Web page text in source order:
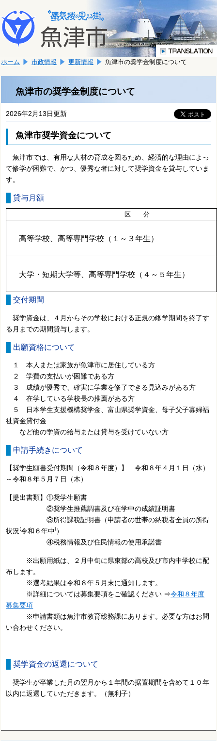
文
へ
移
ま
す。
こ
か
文
ホーム 市政情報 更新情報 魚津市の奨学金制度について
魚津市の奨学金制度について
2026年2月13日更新
魚津市奨学資金について
魚津市では、有用な人材の育成を図るため、経済的な理由によっ
て修学が困難で、かつ、優秀な者に対して奨学資金を貸与していま
す。
貸与月額
区 分
高等学校、高等専門学校（１～３年生）
大学・短期大学等、高等専門学校（４～５年生）
交付期間
奨学資金は、４月からその学校における正規の修学期間を終了す
る月までの期間貸与します。
出願資格について
１ 本人または家族が魚津市に居住している方
２ 学費の支払いが困難である方
３ 成績が優秀で、確実に学業を修了できる見込みがある方
４ 在学している学校長の推薦がある方
５ 日本学生支援機構奨学金、富山県奨学資金、母子父子寡婦福
祉資金貸付金
など他の学資の給与または貸与を受けていない方
申請手続きについて
【奨学生願書受付期間（令和８年度）】 令和８年４月１日（水）
～令和８年５月７日（木）
【提出書類】①奨学生願書
②奨学生推薦調書及び在学中の成績証明書
③所得課税証明書（申請者の世帯の納税者全員の所得
状況⁽令和６年中⁾）
④税務情報及び住民情報の使用承諾書
※出願用紙は、２月中旬に県東部の高校及び市内中学校に配
布します。
※選考結果は令和８年５月末に通知します。
※詳細については募集要項をご確認ください ⇒令和８年度
募集要項
※申請書類は魚津市教育総務課にあります。必要な方はお問
い合わせください。
奨学資金の返還について
奨学生が卒業した月の翌月から１年間の据置期間を含めて１０年
以内に返還していただきます。（無利子）